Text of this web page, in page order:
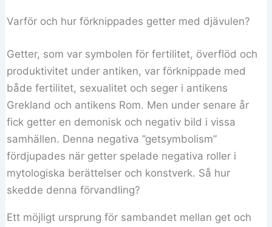
Varför och hur förknippades getter med djävulen?
Getter, som var symbolen för fertilitet, överflöd och
produktivitet under antiken, var förknippade med
både fertilitet, sexualitet och seger i antikens
Grekland och antikens Rom. Men under senare år
fick getter en demonisk och negativ bild i vissa
samhällen. Denna negativa ”getsymbolism”
fördjupades när getter spelade negativa roller i
mytologiska berättelser och konstverk. Så hur
skedde denna förvandling?
Ett möjligt ursprung för sambandet mellan get och